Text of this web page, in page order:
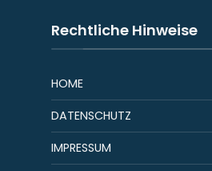
Rechtliche Hinweise
HOME
DATENSCHUTZ
IMPRESSUM